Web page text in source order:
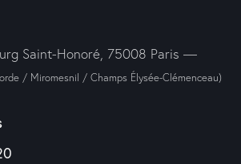
Saint-Honoré, 75008 Paris —
/ Miromesnil / Champs Élysée-Clémenceau)